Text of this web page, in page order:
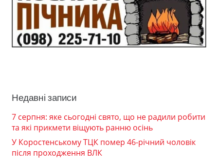
Недавні записи
7 серпня: яке сьогодні свято, що не радили робити
та які прикмети віщують ранню осінь
У Коростенському ТЦК помер 46-річний чоловік
після проходження ВЛК